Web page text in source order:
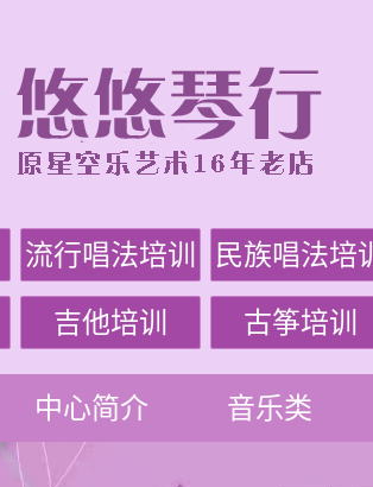
流行唱法培训 民族唱法培训
吉他培训 古筝培训
中心简介 音乐类